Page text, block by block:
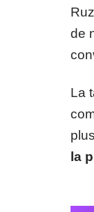
de
La
la